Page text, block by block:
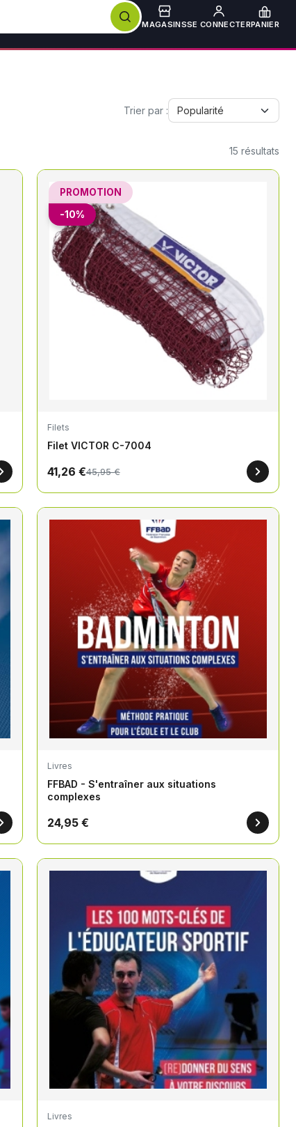
MAGASINSSE CONNECTERPANIER
Trier par :
15 résultats
PROMOTION
-10%
Filets
Filet VICTOR C-7004
41,26 €45,95 €
Livres
FFBAD - S'entraîner aux situations
complexes
24,95 €
Livres